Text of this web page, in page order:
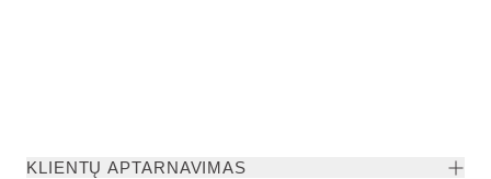
KLIENTŲ APTARNAVIMAS